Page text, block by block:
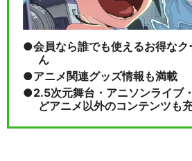
会員なら誰でも使えるお得なク
ん
アニメ関連グッズ情報も満載
2.5次元舞台・アニソンライブ
どアニメ以外のコンテンツも